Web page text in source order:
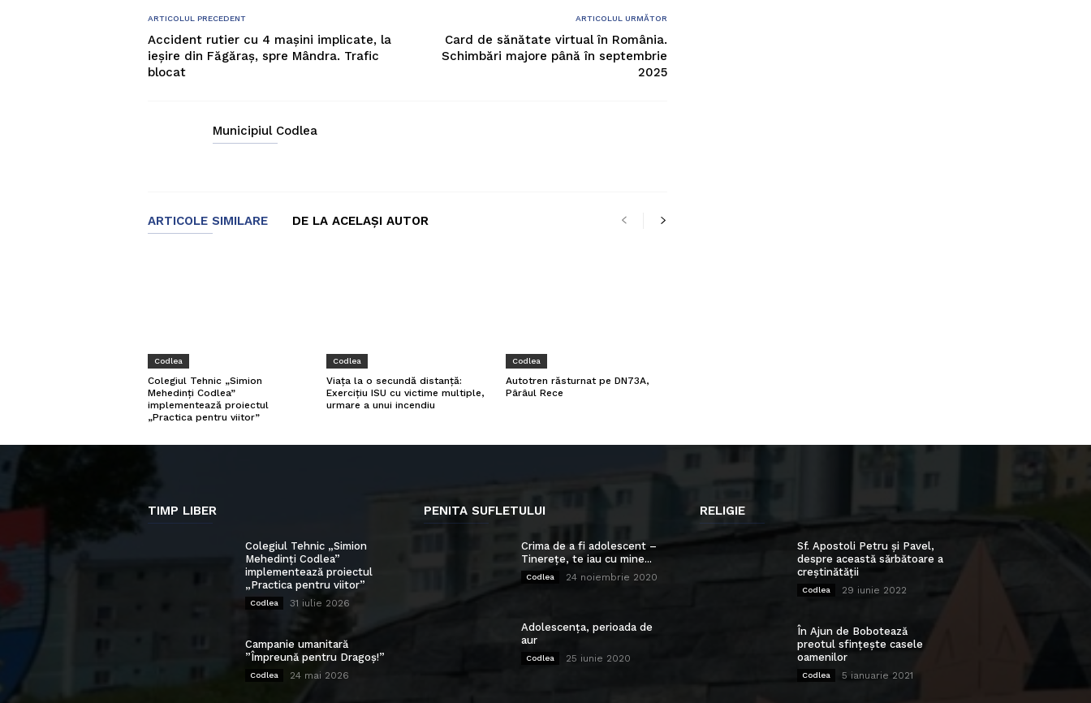
ARTICOLUL PRECEDENT
Accident rutier cu 4 mașini implicate, la
ieșire din Făgăraș, spre Mândra. Trafic
blocat
ARTICOLUL URMĂTOR
Card de sănătate virtual în România.
Schimbări majore până în septembrie
2025
Municipiul Codlea
ARTICOLE SIMILARE DE LA ACELAȘI AUTOR
Codlea
Colegiul Tehnic „Simion
Mehedinți Codlea”
implementează proiectul
„Practica pentru viitor”
Codlea
Viața la o secundă distanță:
Exercițiu ISU cu victime multiple,
urmare a unui incendiu
Codlea
Autotren răsturnat pe DN73A,
Pârâul Rece
TIMP LIBER
Colegiul Tehnic „Simion
Mehedinți Codlea”
implementează proiectul
„Practica pentru viitor”
Codlea 31 iulie 2026
Campanie umanitară
”Împreună pentru Dragoș!”
Codlea 24 mai 2026
PENITA SUFLETULUI
Crima de a fi adolescent –
Tinerețe, te iau cu mine...
Codlea 24 noiembrie 2020
Adolescența, perioada de
aur
Codlea 25 iunie 2020
RELIGIE
Sf. Apostoli Petru și Pavel,
despre această sărbătoare a
creștinătății
Codlea 29 iunie 2022
În Ajun de Bobotează
preotul sfințește casele
oamenilor
Codlea 5 ianuarie 2021